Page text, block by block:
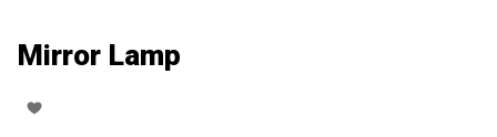
Mirror Lamp